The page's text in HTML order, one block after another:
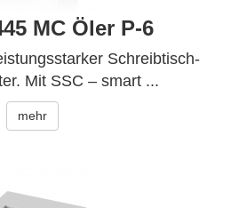
MC Öler P-6
Schreibtisch-
Mit SSC – smart ...
mehr